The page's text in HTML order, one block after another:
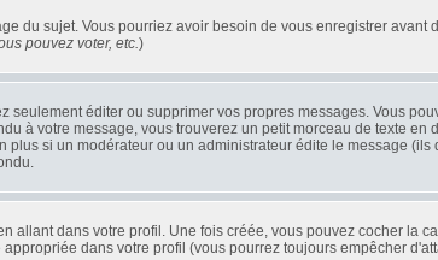
du sujet. Vous pourriez avoir besoin de vous enregistrer
pouvez voter, etc.)
éditer ou supprimer vos propres messages. Vous
à votre message, vous trouverez un petit morceau de texte
si un modérateur ou un administrateur édite le message
allant dans votre profil. Une fois créée, vous pouvez cocher la
dans votre profil (vous pourrez toujours empêcher